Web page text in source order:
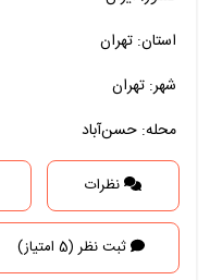
استان: تهران
شهر: تهران
محله: حسن‌آباد
نظرات
ثبت نظر (5 امتیاز)